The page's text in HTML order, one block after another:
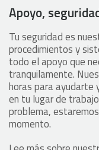
Apoyo,
Tu seguridad es
procedimientos y
todo el apoyo que
tranquilamente.
horas para ayudarte
en tu lugar de
problema,
momento.